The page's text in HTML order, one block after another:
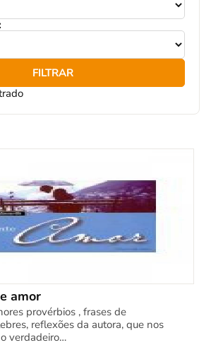
FILTRAR
amor
provérbios , frases de
reflexões da autora, que nos
verdadeiro…